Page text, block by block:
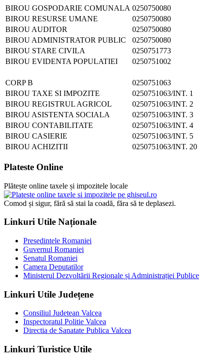
BIROU GOSPODARIE COMUNALA 0250750080
BIROU RESURSE UMANE
0250750080
BIROU AUDITOR
0250750080
BIROU ADMINISTRATOR PUBLIC
0250750080
BIROU STARE CIVILA
0250751773
BIROU EVIDENTA POPULATIEI
0250751002
CORP B
0250751063
BIROU TAXE SI IMPOZITE
0250751063/INT. 1
BIROU REGISTRUL AGRICOL
0250751063/INT. 2
BIROU ASISTENTA SOCIALA
0250751063/INT. 3
BIROU CONTABILITATE
0250751063/INT. 4
BIROU CASIERIE
0250751063/INT. 5
BIROU ACHIZITII
0250751063/INT. 20
Plateste Online
Plătește online taxele și impozitele locale
Comod și sigur, fără să stai la coadă, făra să te deplasezi.
Linkuri Utile Naționale
Presedintele Romaniei
Guvernul Romaniei
Senatul Romaniei
Camera Deputatilor
Ministerul Dezvoltării Regionale și Administrației Publice
Linkuri Utile Județene
Consiliul Judetean Valcea
Inspectoratul Politie Valcea
Directia de Sanatate Publica Valcea
Linkuri Turistice Utile